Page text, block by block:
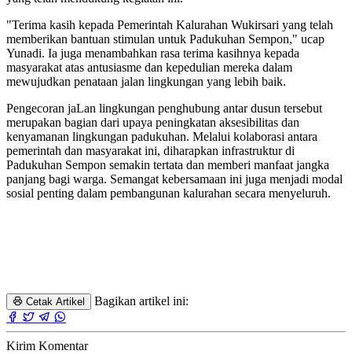
"Terima kasih kepada Pemerintah Kalurahan Wukirsari yang telah
memberikan bantuan stimulan untuk Padukuhan Sempon," ucap
Yunadi. Ia juga menambahkan rasa terima kasihnya kepada
masyarakat atas antusiasme dan kepedulian mereka dalam
mewujudkan penataan jalan lingkungan yang lebih baik.
Pengecoran jaLan lingkungan penghubung antar dusun tersebut
merupakan bagian dari upaya peningkatan aksesibilitas dan
kenyamanan lingkungan padukuhan. Melalui kolaborasi antara
pemerintah dan masyarakat ini, diharapkan infrastruktur di
Padukuhan Sempon semakin tertata dan memberi manfaat jangka
panjang bagi warga. Semangat kebersamaan ini juga menjadi modal
sosial penting dalam pembangunan kalurahan secara menyeluruh.
Cetak Artikel Bagikan artikel ini:
Kirim Komentar